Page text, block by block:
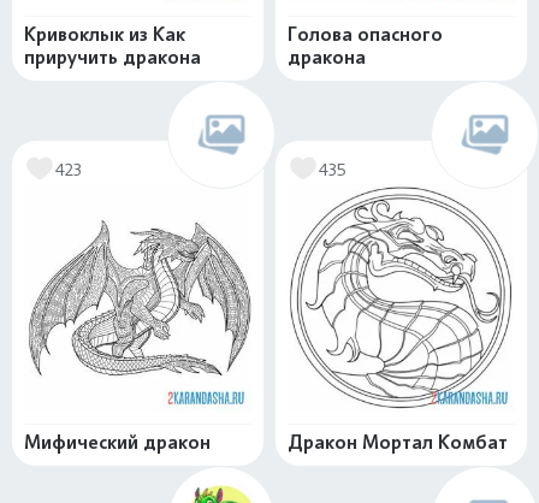
Кривоклык из Как
приручить дракона
Голова опасного
дракона
423
Мифический дракон
435
Дракон Мортал Комбат